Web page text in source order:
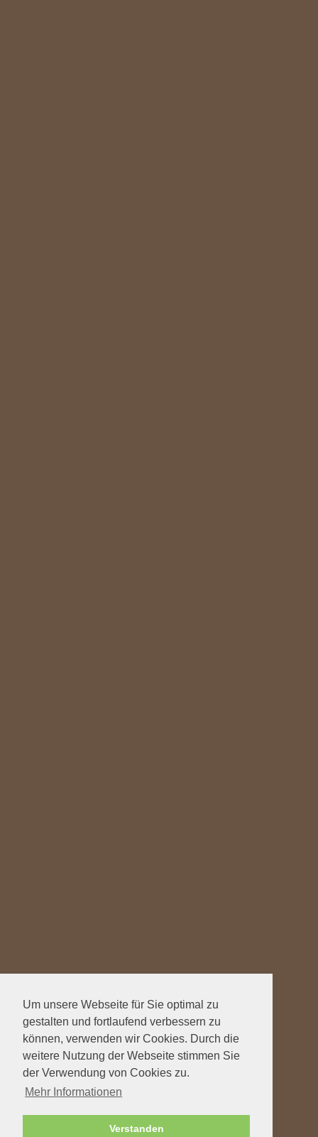
Um unsere Webseite für Sie optimal zu
gestalten und fortlaufend verbessern zu
können, verwenden wir Cookies. Durch die
weitere Nutzung der Webseite stimmen Sie
der Verwendung von Cookies zu.
Mehr Informationen
Verstanden